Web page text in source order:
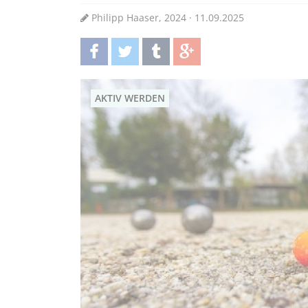
Philipp Haaser, 2024 · 11.09.2025
teilentwittern teilen teilen
AKTIV WERDEN